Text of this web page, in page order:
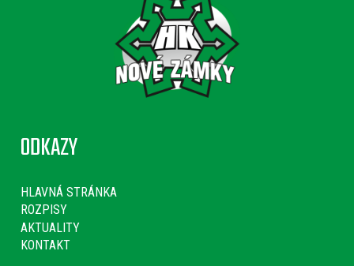
ODKAZY
HLAVNÁ STRÁNKA
ROZPISY
AKTUALITY
KONTAKT